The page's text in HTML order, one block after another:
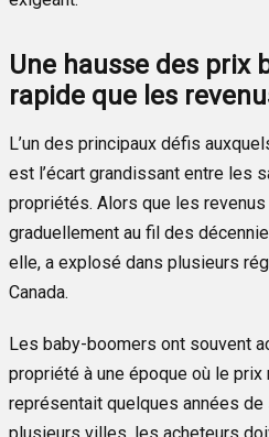
Une hausse des prix
rapide que les
L’un des principaux défis
est l’écart grandissant entre les
propriétés. Alors que les
graduellement au fil des
elle, a explosé dans plusieurs
Canada.
Les baby-boomers ont souvent
propriété à une époque où le prix
représentait quelques années de